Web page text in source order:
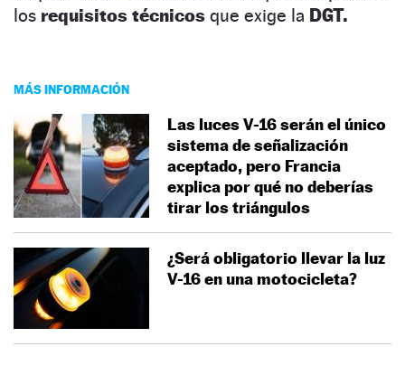
los requisitos técnicos que exige la DGT.
MÁS INFORMACIÓN
Las luces V-16 serán el único
sistema de señalización
aceptado, pero Francia
explica por qué no deberías
tirar los triángulos
¿Será obligatorio llevar la luz
V-16 en una motocicleta?